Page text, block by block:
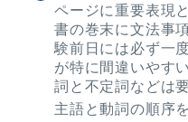
ページに重要表現
書の巻末に文法事
験前日には必ず一
が特に間違いやす
詞と不定詞などは
主語と動詞の順序